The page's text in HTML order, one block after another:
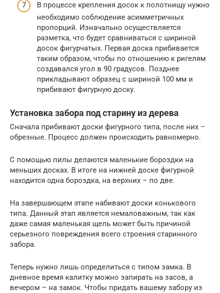
В процессе крепления досок к полотнищу нужно
необходимо соблюдение асимметричных
пропорций. Изначально осуществляется
разметка, что будет сравниваться с шириной
досок фигурчатых. Первая доска прибивается
таким образом, чтобы по отношению к ригелям
создавался угол в 90 градусов. Позднее
прикладывают образец с шириной 100 мм и
прибивают фигурную доску.
Установка забора под старину из дерева
Сначала прибивают доски фигурного типа, после них –
обрезные. Процесс должен происходить равномерно.
С помощью пилы делаются маленькие бороздки на
меньших досках. В итоге на нижней доске фигурной
находится одна бороздка, на верхних – по две.
На завершающем этапе набивают доски конькового
типа. Данный этап является немаловажным, так как
даже самая маленькая щель может быть причиной
серьезного повреждения всего строения старинного
забора.
Теперь нужно лишь определиться с типом замка. В
дневное время калитку можно запирать на засов, а
вечером – на замок. Чтобы придать вашему забору из